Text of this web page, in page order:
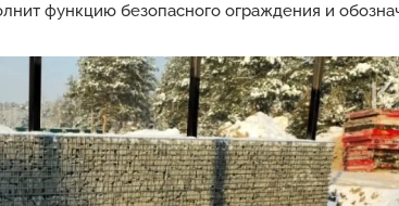
функцию безопасного ограждения и